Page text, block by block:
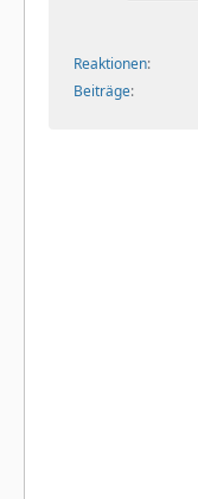
Reaktionen
Beiträge